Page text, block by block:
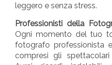
leggero e senza stress.
Professionisti della
Ogni momento del tuo
fotografo professionista
compresi gli